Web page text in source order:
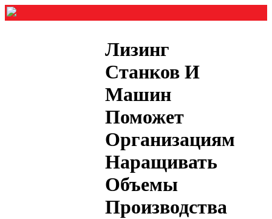
Лизинг
Станков И
Машин
Поможет
Организациям
Наращивать
Объемы
Производства